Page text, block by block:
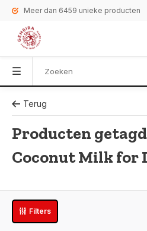
Meer dan 6459 unieke producten
Terug
Producten
Coconut Milk for
Filters